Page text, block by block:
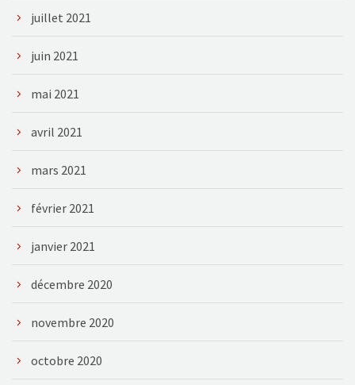
juillet 2021
juin 2021
mai 2021
avril 2021
mars 2021
février 2021
janvier 2021
décembre 2020
novembre 2020
octobre 2020